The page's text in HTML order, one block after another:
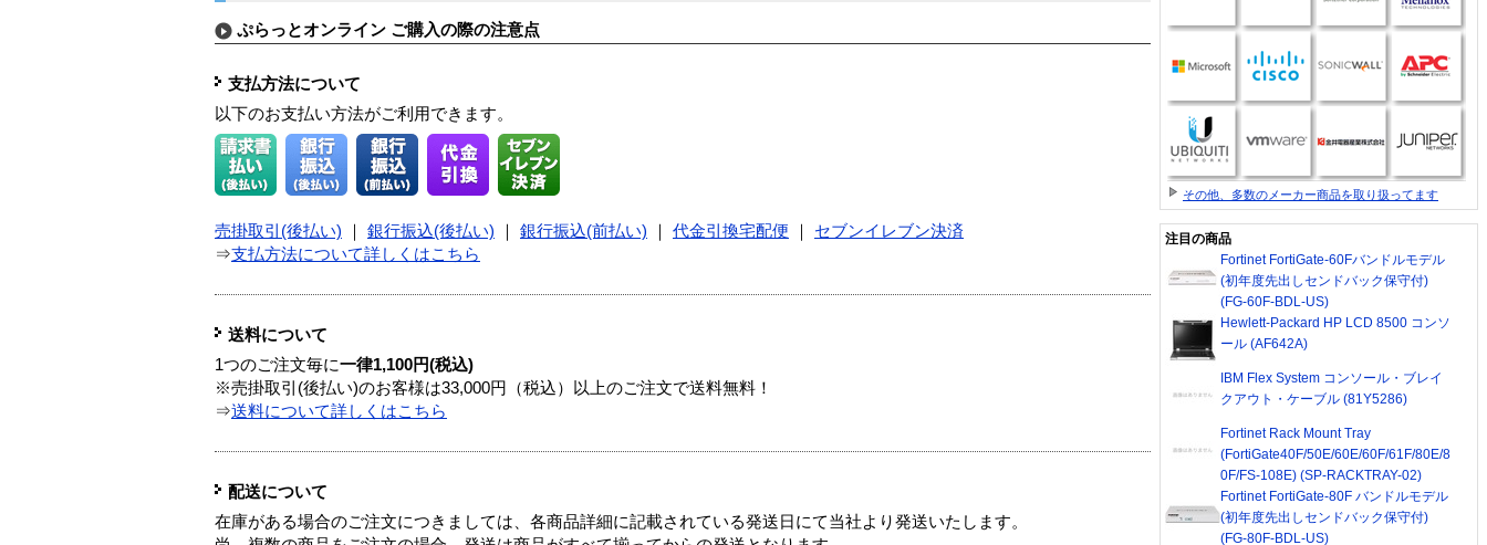
ぷらっとオンライン ご購入の際の注意点
支払方法について
以下のお支払い方法がご利用できます。
売掛取引(後払い) 銀行振込(後払い) 銀行振込(前払い) 代金引換宅配便
セブンイレブン決済
⇒支払方法について詳しくはこちら
送料について
1つのご注文毎に一律1,100円(税込)
※売掛取引(後払い)のお客様は33,000円（税込）以上のご注文で送料無料！
⇒送料について詳しくはこちら
配送について
在庫がある場合のご注文につきましては、各商品詳細に記載されている発送日にて当社より発送いたします。
その他、多数のメーカー商品を取り扱ってます
注目の商品
Fortinet FortiGate-60Fバンドルモデル
(初年度先出しセンドバック保守付)
(FG-60F-BDL-US)
Hewlett-Packard HP LCD 8500 コンソ
ール (AF642A)
IBM Flex System コンソール・ブレイ
クアウト・ケーブル (81Y5286)
Fortinet Rack Mount Tray
(FortiGate40F/50E/60E/60F/61F/80E/8
0F/FS-108E) (SP-RACKTRAY-02)
Fortinet FortiGate-80F バンドルモデル
(初年度先出しセンドバック保守付)
(FG-80F-BDL-US)